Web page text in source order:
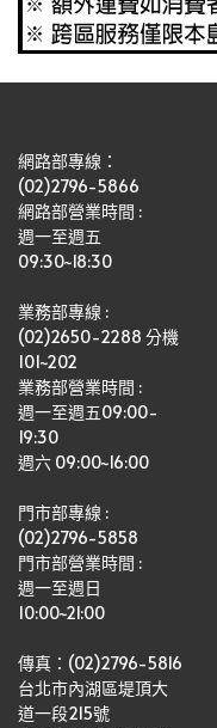
網路部專線：
(02)2796-5866
網路部營業時間 :
週一至週五
09:30~18:30
業務部專線 :
(02)2650-2288 分機
101~202
業務部營業時間 :
週一至週五09:00-
19:30
週六 09:00~16:00
門市部專線 :
(02)2796-5858
門市部營業時間 :
週一至週日
10:00~21:00
傳真：(02)2796-5816
台北市內湖區堤頂大
道一段215號